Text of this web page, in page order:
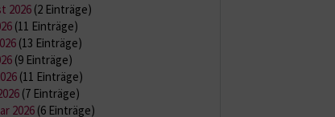
2026 (2 Einträge)
(11 Einträge)
(13 Einträge)
(9 Einträge)
(11 Einträge)
(7 Einträge)
2026 (6 Einträge)